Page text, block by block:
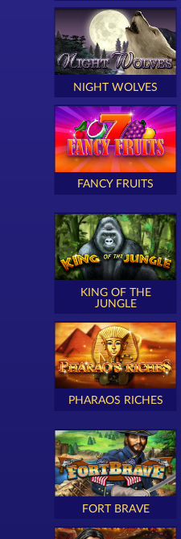
NIGHT WOLVES
FANCY FRUITS
KING OF THE
JUNGLE
PHARAOS RICHES
FORT BRAVE